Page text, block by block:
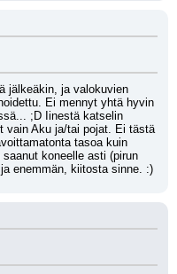
jälkeäkin, ja valokuvien
Ei mennyt yhtä hyvin
;D Iinestä katselin
vain Aku ja/tai pojat. Ei tästä
tasoa kuin
koneelle asti (pirun
enemmän, kiitosta sinne. :)